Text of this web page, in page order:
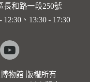
長和路一段250號
、13:30 - 17:30
youtube
物館 版權所有